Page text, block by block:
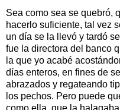
Sea como sea se quebró,
hacerlo suficiente, tal vez
un día se la llevó y tardó
fue la directora del banco
la que yo acabé
días enteros, en fines de
abrazados y regateando
los pechos. Pero puede